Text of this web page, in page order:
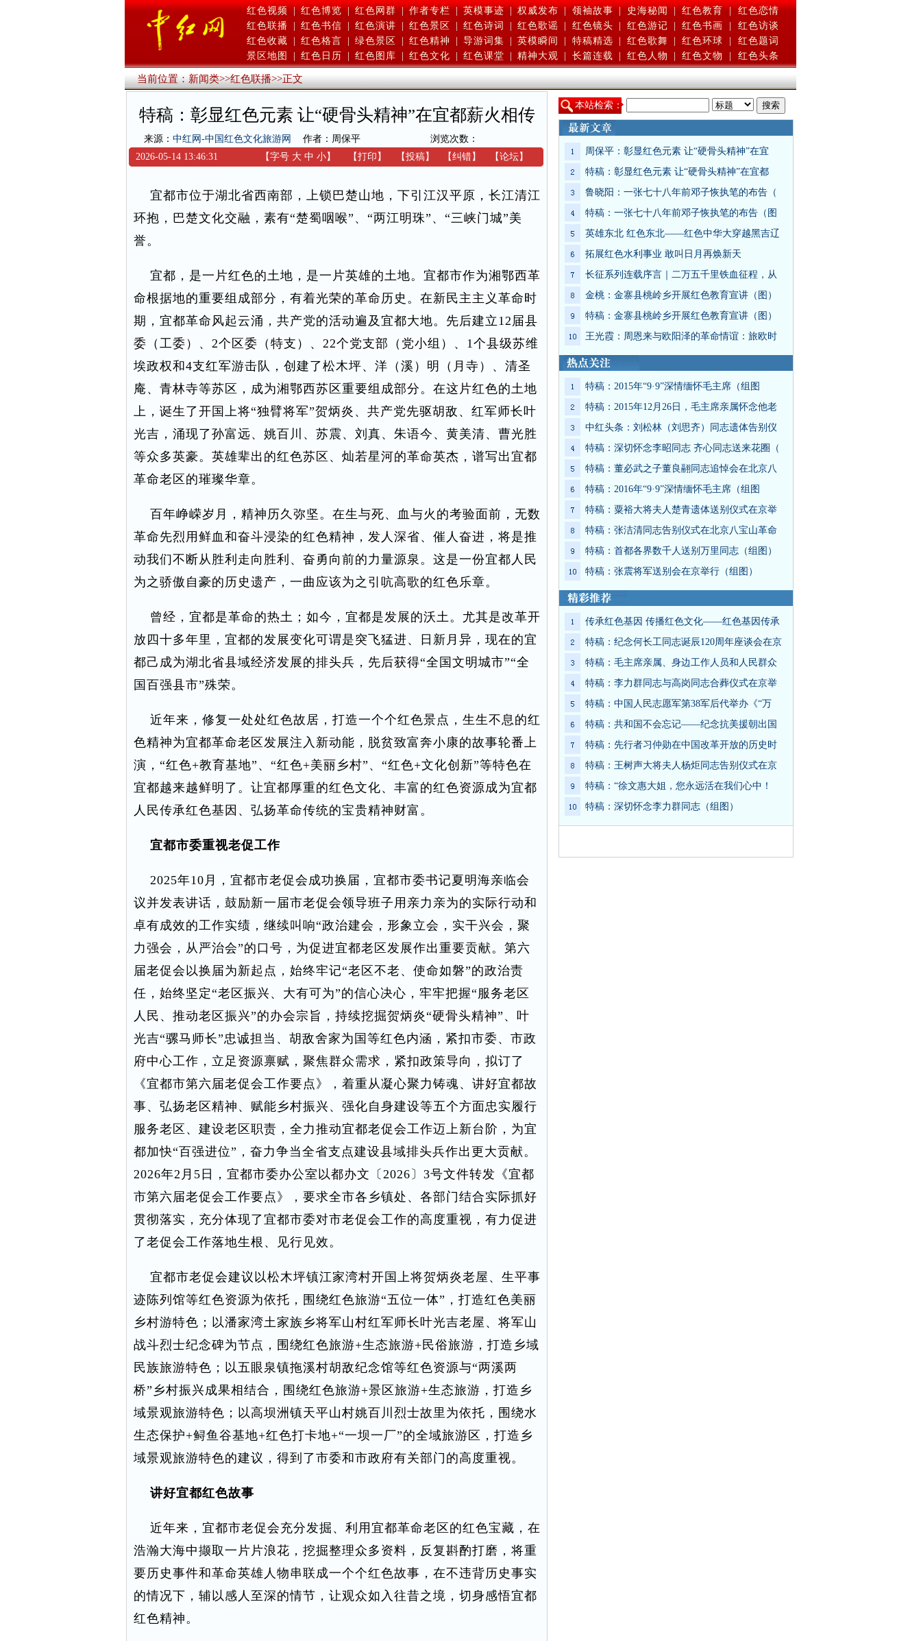
红色视频 | 红色博览 | 红色网群 | 作者专栏 | 英模事迹 | 权威发布 | 领袖故事 | 史海秘闻 | 红色教育 |
红色恋情
红色联播
红色书信 红色演讲 红色景区 红色诗词 红色歌谣 红色镜头 红色游记 红色书画
红色访谈
红色收藏
红色格言 绿色景区 红色精神 导游词集 英模瞬间 特稿精选 红色歌舞 红色环球
红色题词
景区地图
红色日历 红色图库 红色文化 红色课堂 精神大观 长篇连载 红色人物 红色文物 红色头条
当前位置：新闻类>>红色联播>>正文
特稿：彰显红色元素 让“硬骨头精神”在宜都薪火相传
来源： 中红网-中国红色文化旅游网 作者：周保平
浏览次数：
2026-05-14 13:46:31
【字号 大 中 小】 【打印 】 【投稿】 【纠错】 【论坛】
宜都市位于湖北省西南部，上锁巴楚山地，下引江汉平原，长江清江
环抱，巴楚文化交融，素有“楚蜀咽喉”、“两江明珠”、“三峡门城”美
誉。
宜都，是一片红色的土地，是一片英雄的土地。宜都市作为湘鄂西革
命根据地的重要组成部分，有着光荣的革命历史。在新民主主义革命时
期，宜都革命风起云涌，共产党的活动遍及宜都大地。先后建立12届县
委（工委）、2个区委（特支）、22个党支部（党小组）、1个县级苏维
埃政权和4支红军游击队，创建了松木坪、洋（溪）明（月寺）、清圣
庵、青林寺等苏区，成为湘鄂西苏区重要组成部分。在这片红色的土地
上，诞生了开国上将“独臂将军”贺炳炎、共产党先驱胡敌、红军师长叶
光吉，涌现了孙富远、姚百川、苏震、刘真、朱语今、黄美清、曹光胜
等众多英豪。英雄辈出的红色苏区、灿若星河的革命英杰，谱写出宜都
革命老区的璀璨华章。
百年峥嵘岁月，精神历久弥坚。在生与死、血与火的考验面前，无数
革命先烈用鲜血和奋斗浸染的红色精神，发人深省、催人奋进，将是推
动我们不断从胜利走向胜利、奋勇向前的力量源泉。这是一份宜都人民
为之骄傲自豪的历史遗产，一曲应该为之引吭高歌的红色乐章。
曾经，宜都是革命的热土；如今，宜都是发展的沃土。尤其是改革开
放四十多年里，宜都的发展变化可谓是突飞猛进、日新月异，现在的宜
都己成为湖北省县域经济发展的排头兵，先后获得“全国文明城市”“全
国百强县市”殊荣。
近年来，修复一处处红色故居，打造一个个红色景点，生生不息的红
色精神为宜都革命老区发展注入新动能，脱贫致富奔小康的故事轮番上
演，“红色+教育基地”、“红色+美丽乡村”、“红色+文化创新”等特色在
宜都越来越鲜明了。让宜都厚重的红色文化、丰富的红色资源成为宜都
人民传承红色基因、弘扬革命传统的宝贵精神财富。
宜都市委重视老促工作
2025年10月，宜都市老促会成功换届，宜都市委书记夏明海亲临会
议并发表讲话，鼓励新一届市老促会领导班子用亲力亲为的实际行动和
卓有成效的工作实绩，继续叫响“政治建会，形象立会，实干兴会，聚
力强会，从严治会”的口号，为促进宜都老区发展作出重要贡献。第六
届老促会以换届为新起点，始终牢记“老区不老、使命如磐”的政治责
任，始终坚定“老区振兴、大有可为”的信心决心，牢牢把握“服务老区
人民、推动老区振兴”的办会宗旨，持续挖掘贺炳炎“硬骨头精神”、叶
光吉“骡马师长”忠诚担当、胡敌舍家为国等红色内涵，紧扣市委、市政
府中心工作，立足资源禀赋，聚焦群众需求，紧扣政策导向，拟订了
《宜都市第六届老促会工作要点》，着重从凝心聚力铸魂、讲好宜都故
事、弘扬老区精神、赋能乡村振兴、强化自身建设等五个方面忠实履行
服务老区、建设老区职责，全力推动宜都老促会工作迈上新台阶，为宜
都加快“百强进位”，奋力争当全省支点建设县域排头兵作出更大贡献。
2026年2月5日，宜都市委办公室以都办文〔2026〕3号文件转发《宜都
市第六届老促会工作要点》，要求全市各乡镇处、各部门结合实际抓好
贯彻落实，充分体现了宜都市委对市老促会工作的高度重视，有力促进
了老促会工作落地生根、见行见效。
宜都市老促会建议以松木坪镇江家湾村开国上将贺炳炎老屋、生平事
迹陈列馆等红色资源为依托，围绕红色旅游“五位一体”，打造红色美丽
乡村游特色；以潘家湾土家族乡将军山村红军师长叶光吉老屋、将军山
战斗烈士纪念碑为节点，围绕红色旅游+生态旅游+民俗旅游，打造乡域
民族旅游特色；以五眼泉镇拖溪村胡敌纪念馆等红色资源与“两溪两
桥”乡村振兴成果相结合，围绕红色旅游+景区旅游+生态旅游，打造乡
域景观旅游特色；以高坝洲镇天平山村姚百川烈士故里为依托，围绕水
生态保护+鲟鱼谷基地+红色打卡地+“一坝一厂”的全域旅游区，打造乡
域景观旅游特色的建议，得到了市委和市政府有关部门的高度重视。
讲好宜都红色故事
近年来，宜都市老促会充分发掘、利用宜都革命老区的红色宝藏，在
浩瀚大海中撷取一片片浪花，挖掘整理众多资料，反复斟酌打磨，将重
要历史事件和革命英雄人物串联成一个个红色故事，在不违背历史事实
的情况下，辅以感人至深的情节，让观众如入往昔之境，切身感悟宜都
红色精神。
本站检索：
周保平：彰显红色元素 让“硬骨头精神”在宜
特稿：彰显红色元素 让“硬骨头精神”在宜都
鲁晓阳：一张七十八年前邓子恢执笔的布告（
特稿：一张七十八年前邓子恢执笔的布告（图
英雄东北 红色东北——红色中华大穿越黑吉辽
拓展红色水利事业 敢叫日月再焕新天
长征系列连载序言｜二万五千里铁血征程，从
金桃：金寨县桃岭乡开展红色教育宣讲（图）
特稿：金寨县桃岭乡开展红色教育宣讲（图）
王光霞：周恩来与欧阳泽的革命情谊：旅欧时
特稿：2015年“9·9”深情缅怀毛主席（组图
特稿：2015年12月26日，毛主席亲属怀念他老
中红头条：刘松林（刘思齐）同志遗体告别仪
特稿：深切怀念李昭同志 齐心同志送来花圈（
特稿：董必武之子董良翮同志追悼会在北京八
特稿：2016年“9·9”深情缅怀毛主席（组图
特稿：粟裕大将夫人楚青遗体送别仪式在京举
特稿：张洁清同志告别仪式在北京八宝山革命
特稿：首都各界数千人送别万里同志（组图）
特稿：张震将军送别会在京举行（组图）
传承红色基因 传播红色文化——红色基因传承
特稿：纪念何长工同志诞辰120周年座谈会在京
特稿：毛主席亲属、身边工作人员和人民群众
特稿：李力群同志与高岗同志合葬仪式在京举
特稿：中国人民志愿军第38军后代举办《“万
特稿：共和国不会忘记——纪念抗美援朝出国
特稿：先行者习仲勋在中国改革开放的历史时
特稿：王树声大将夫人杨炬同志告别仪式在京
特稿：“徐文惠大姐，您永远活在我们心中！
特稿：深切怀念李力群同志（组图）